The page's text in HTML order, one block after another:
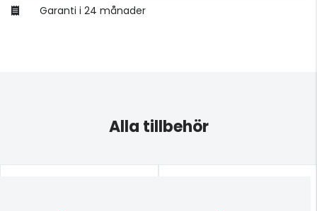
Garanti i 24 månader
Alla tillbehör